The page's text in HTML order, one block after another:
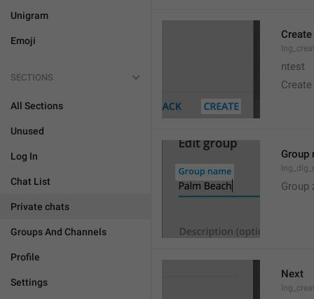
Unigram
Emoji
SECTIONS
All Sections
Unused
Log In
Chat List
Private chats
Groups And Channels
Profile
Settings
Create
ntest
Group
Group
Next